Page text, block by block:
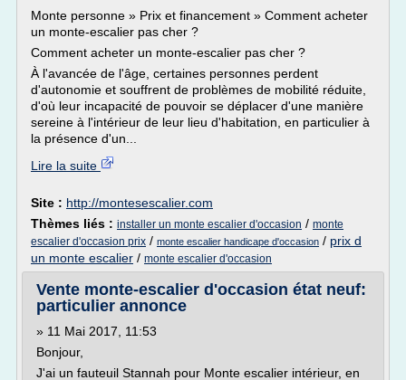
Monte personne » Prix et financement » Comment acheter
un monte-escalier pas cher ?
Comment acheter un monte-escalier pas cher ?
À l'avancée de l'âge, certaines personnes perdent
d'autonomie et souffrent de problèmes de mobilité réduite,
d'où leur incapacité de pouvoir se déplacer d'une manière
sereine à l'intérieur de leur lieu d'habitation, en particulier à
la présence d'un...
Lire la suite
Site : http://montesescalier.com
Thèmes liés : installer un monte escalier d'occasion / monte
escalier d'occasion prix / monte escalier handicape d'occasion / prix d
un monte escalier / monte escalier d'occasion
Vente monte-escalier d'occasion état neuf:
particulier annonce
» 11 Mai 2017, 11:53
Bonjour,
J'ai un fauteuil Stannah pour Monte escalier intérieur, en